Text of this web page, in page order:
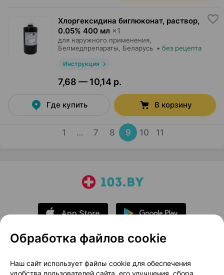
Хлоргексидина биглюконат, раствор,
0.05% 400 мл ×1
для наружного применения,
Белмедпрепараты , Беларусь • без рецепта
Инструкция
7,68 — 10,14 р.
Где купить В корзину
1 … 7 8 9 10 11
О проекте
Новости проекта
Обработка файлов cookie
Наш сайт использует файлы cookie для обеспечения
удобства пользователей сайта, его улучшения, сбора